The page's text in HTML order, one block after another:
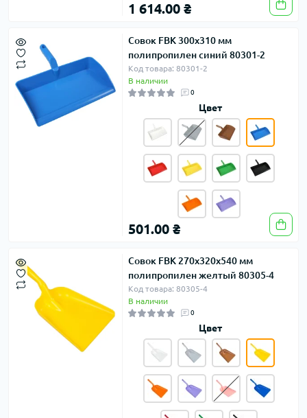
1 614.00 ₴
Совок FBK 300х310 мм
полипропилен синий 80301-2
Код товара: 80301-2
В наличии
0
Цвет
501.00 ₴
Совок FBK 270х320х540 мм
полипропилен желтый 80305-4
Код товара: 80305-4
В наличии
0
Цвет